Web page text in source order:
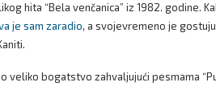
hita “Bela venčanica” iz 1982. godine.
je sam zaradio, a svojevremeno je
veliko bogatstvo zahvaljujući pesmama